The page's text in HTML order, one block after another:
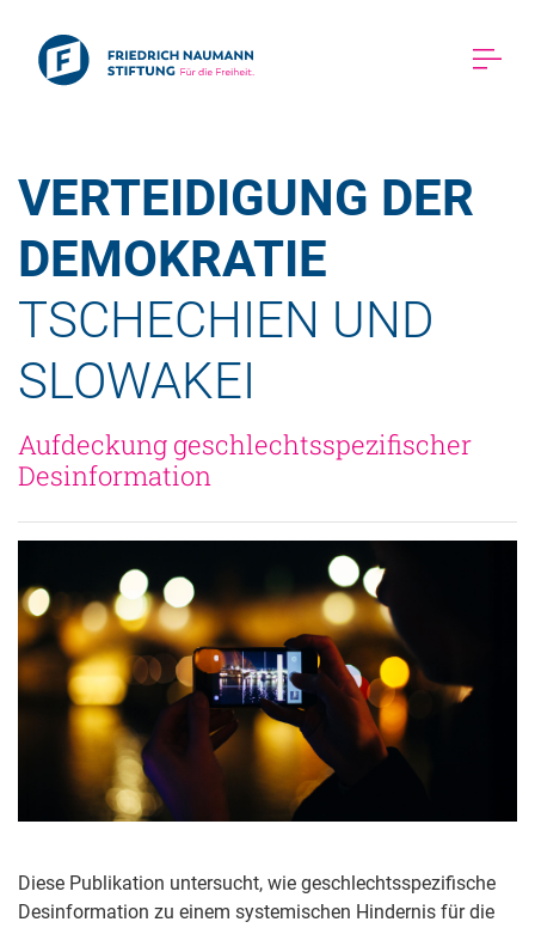
VERTEIDIGUNG DER
DEMOKRATIE
TSCHECHIEN UND
SLOWAKEI
Aufdeckung geschlechtsspezifischer
Desinformation
Diese Publikation untersucht, wie geschlechtsspezifische
Desinformation zu einem systemischen Hindernis für die